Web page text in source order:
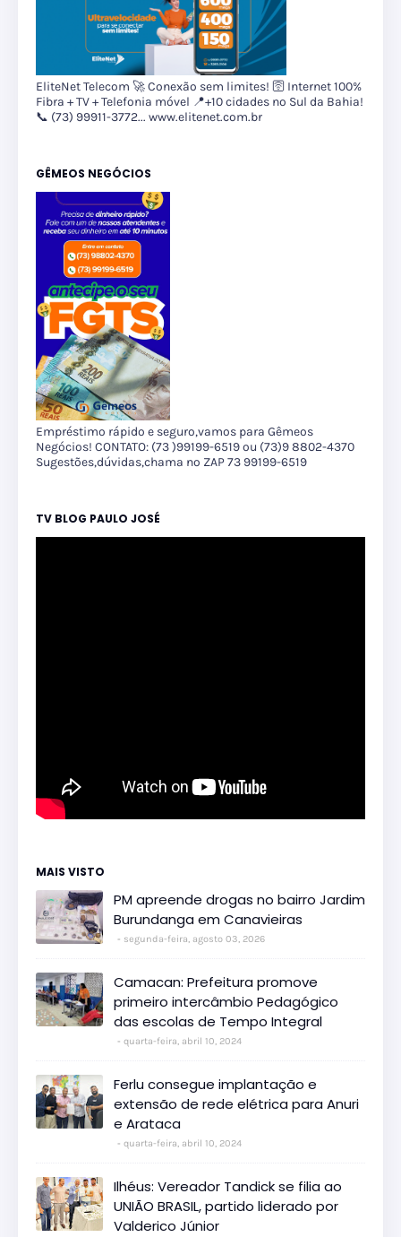
EliteNet Telecom 🚀 Conexão sem limites! 🛜 Internet 100%
Fibra + TV + Telefonia móvel 📍+10 cidades no Sul da Bahia!
📞 (73) 99911-3772... www.elitenet.com.br
GÊMEOS NEGÓCIOS
Empréstimo rápido e seguro,vamos para Gêmeos
Negócios! CONTATO: (73 )99199-6519 ou (73)9 8802-4370
Sugestões,dúvidas,chama no ZAP 73 99199-6519
TV BLOG PAULO JOSÉ
MAIS VISTO
PM apreende drogas no bairro Jardim
Burundanga em Canavieiras
segunda-feira, agosto 03, 2026
Camacan: Prefeitura promove
primeiro intercâmbio Pedagógico
das escolas de Tempo Integral
quarta-feira, abril 10, 2024
Ferlu consegue implantação e
extensão de rede elétrica para Anuri
e Arataca
quarta-feira, abril 10, 2024
Ilhéus: Vereador Tandick se filia ao
UNIÃO BRASIL, partido liderado por
Valderico Júnior